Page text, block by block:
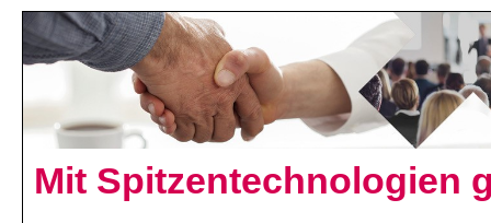
Mit Spitzentechnologien